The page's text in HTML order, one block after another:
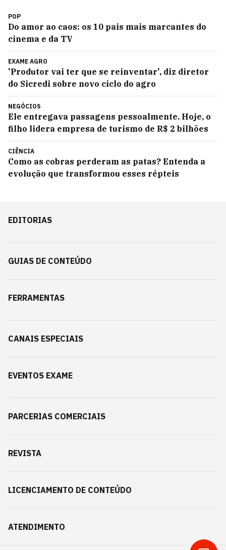
POP
Do amor ao caos: os 10 pais mais marcantes do
cinema e da TV
EXAME AGRO
'Produtor vai ter que se reinventar', diz diretor
do Sicredi sobre novo ciclo do agro
NEGÓCIOS
Ele entregava passagens pessoalmente. Hoje, o
filho lidera empresa de turismo de R$ 2 bilhões
CIÊNCIA
Como as cobras perderam as patas? Entenda a
evolução que transformou esses répteis
EDITORIAS
GUIAS DE CONTEÚDO
FERRAMENTAS
CANAIS ESPECIAIS
EVENTOS EXAME
PARCERIAS COMERCIAIS
REVISTA
LICENCIAMENTO DE CONTEÚDO
ATENDIMENTO